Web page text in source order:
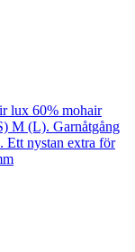
lux 60% mohair
M (L). Garnåtgång
Ett nystan extra för